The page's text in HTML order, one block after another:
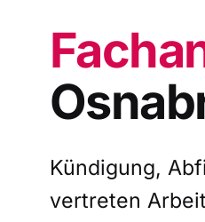
Kündigung,
vertreten